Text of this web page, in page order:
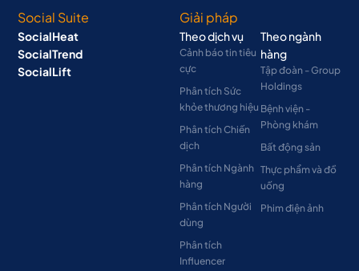
Social Suite
SocialHeat
SocialTrend
SocialLift
Giải pháp
Theo dịch vụ
Cảnh báo tin tiêu
cực
Phân tích Sức
khỏe thương hiệu
Phân tích Chiến
dịch
Phân tích Ngành
hàng
Phân tích Người
dùng
Phân tích
Influencer
Theo ngành
hàng
Tập đoàn - Group
Holdings
Bệnh viện -
Phòng khám
Bất động sản
Thực phẩm và đồ
uống
Phim điện ảnh